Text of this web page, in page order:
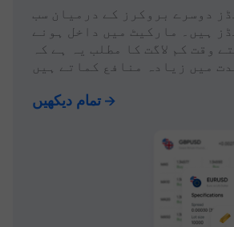
دوسرے بروکرز کے درمیان سب
ہیں۔ مارکیٹ میں داخل ہونے
وقت کم لاگت کا مطلب یہ ہے کہ
میں زیادہ منافع کماتے ہیں
تمام دیکھیں